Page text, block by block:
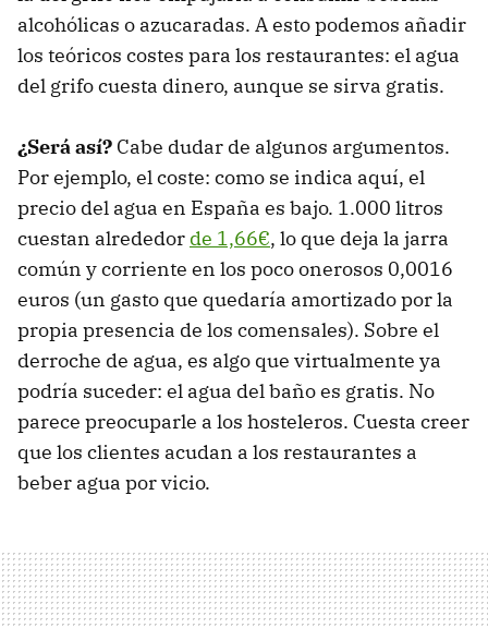
alcohólicas o azucaradas. A esto podemos añadir
los teóricos costes para los restaurantes: el agua
del grifo cuesta dinero, aunque se sirva gratis.
¿Será así? Cabe dudar de algunos argumentos.
Por ejemplo, el coste: como se indica aquí, el
precio del agua en España es bajo. 1.000 litros
cuestan alrededor de 1,66€, lo que deja la jarra
común y corriente en los poco onerosos 0,0016
euros (un gasto que quedaría amortizado por la
propia presencia de los comensales). Sobre el
derroche de agua, es algo que virtualmente ya
podría suceder: el agua del baño es gratis. No
parece preocuparle a los hosteleros. Cuesta creer
que los clientes acudan a los restaurantes a
beber agua por vicio.